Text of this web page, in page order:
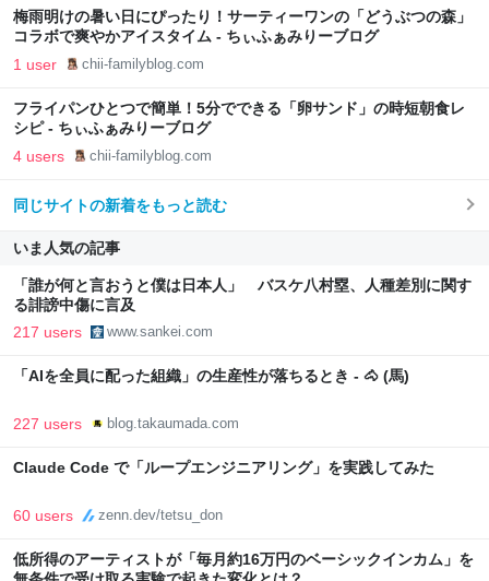
梅雨明けの暑い日にぴったり！サーティーワンの「どうぶつの森」
コラボで爽やかアイスタイム - ちぃふぁみりーブログ
1 user chii-familyblog.com
フライパンひとつで簡単！5分でできる「卵サンド」の時短朝食レ
シピ - ちぃふぁみりーブログ
4 users chii-familyblog.com
同じサイトの新着をもっと読む
いま人気の記事
「誰が何と言おうと僕は日本人」 バスケ八村塁、人種差別に関す
る誹謗中傷に言及
217 users www.sankei.com
「AIを全員に配った組織」の生産性が落ちるとき - 🐴 (馬)
227 users blog.takaumada.com
Claude Code で「ループエンジニアリング」を実践してみた
60 users zenn.dev/tetsu_don
低所得のアーティストが「毎月約16万円のベーシックインカム」を